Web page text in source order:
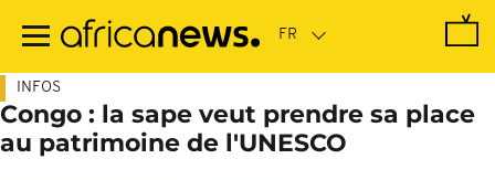
contenu
INFOS
Congo : la sape veut prendre sa place
au patrimoine de l'UNESCO